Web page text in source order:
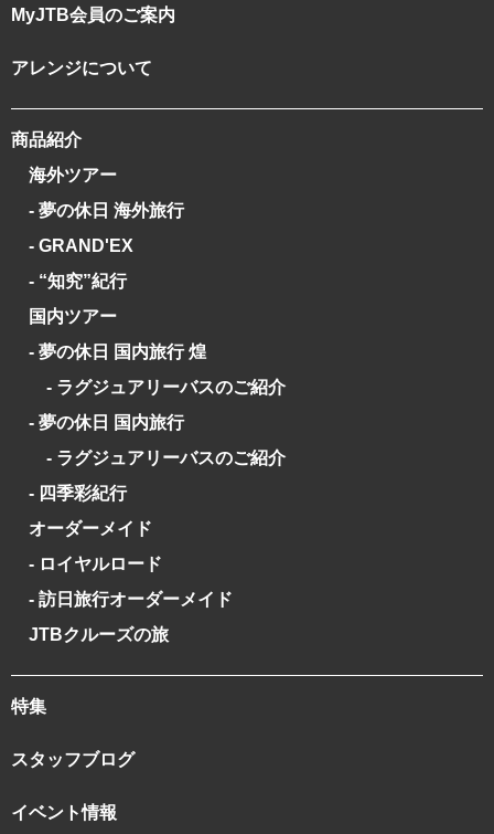
MyJTB会員のご案内
アレンジについて
商品紹介
海外ツアー
- 夢の休日 海外旅行
- GRAND'EX
- “知究”紀行
国内ツアー
- 夢の休日 国内旅行 煌
- ラグジュアリーバスのご紹介
- 夢の休日 国内旅行
- ラグジュアリーバスのご紹介
- 四季彩紀行
オーダーメイド
- ロイヤルロード
- 訪日旅行オーダーメイド
JTBクルーズの旅
特集
スタッフブログ
イベント情報